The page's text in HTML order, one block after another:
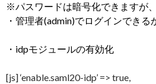
※パスワードは暗号化できますが
・管理者(admin)でログインできる
・idpモジュールの有効化
[js] ‘enable.saml20-idp’ => true,